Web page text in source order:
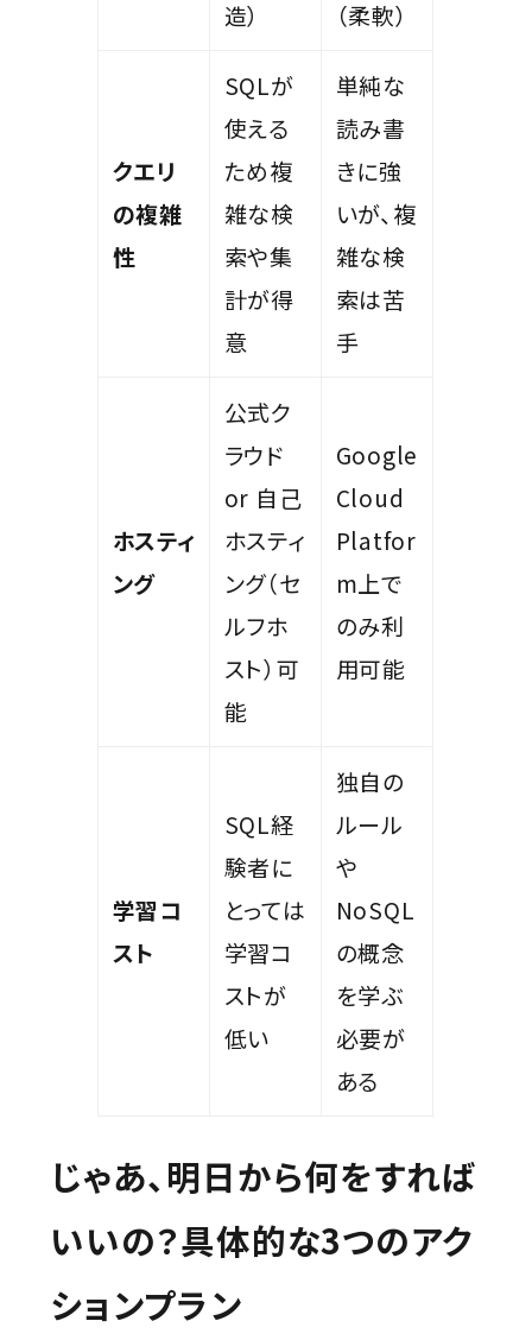
造） （柔軟）
クエリ
の複雑
性
SQLが
使える
ため複
雑な検
索や集
計が得
意
単純な
読み書
きに強
いが、複
雑な検
索は苦
手
ホスティ
ング
公式ク
ラウド
or 自己
ホスティ
ング（セ
ルフホ
スト）可
能
Google
Cloud
Platfor
m上で
のみ利
用可能
学習コ
スト
SQL経
験者に
とっては
学習コ
ストが
低い
独自の
ルール
や
NoSQL
の概念
を学ぶ
必要が
ある
じゃあ、明日から何をすれば
いいの？具体的な3つのアク
ションプラン